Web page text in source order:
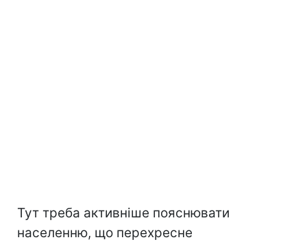
Тут треба активніше пояснювати
населенню, що перехресне